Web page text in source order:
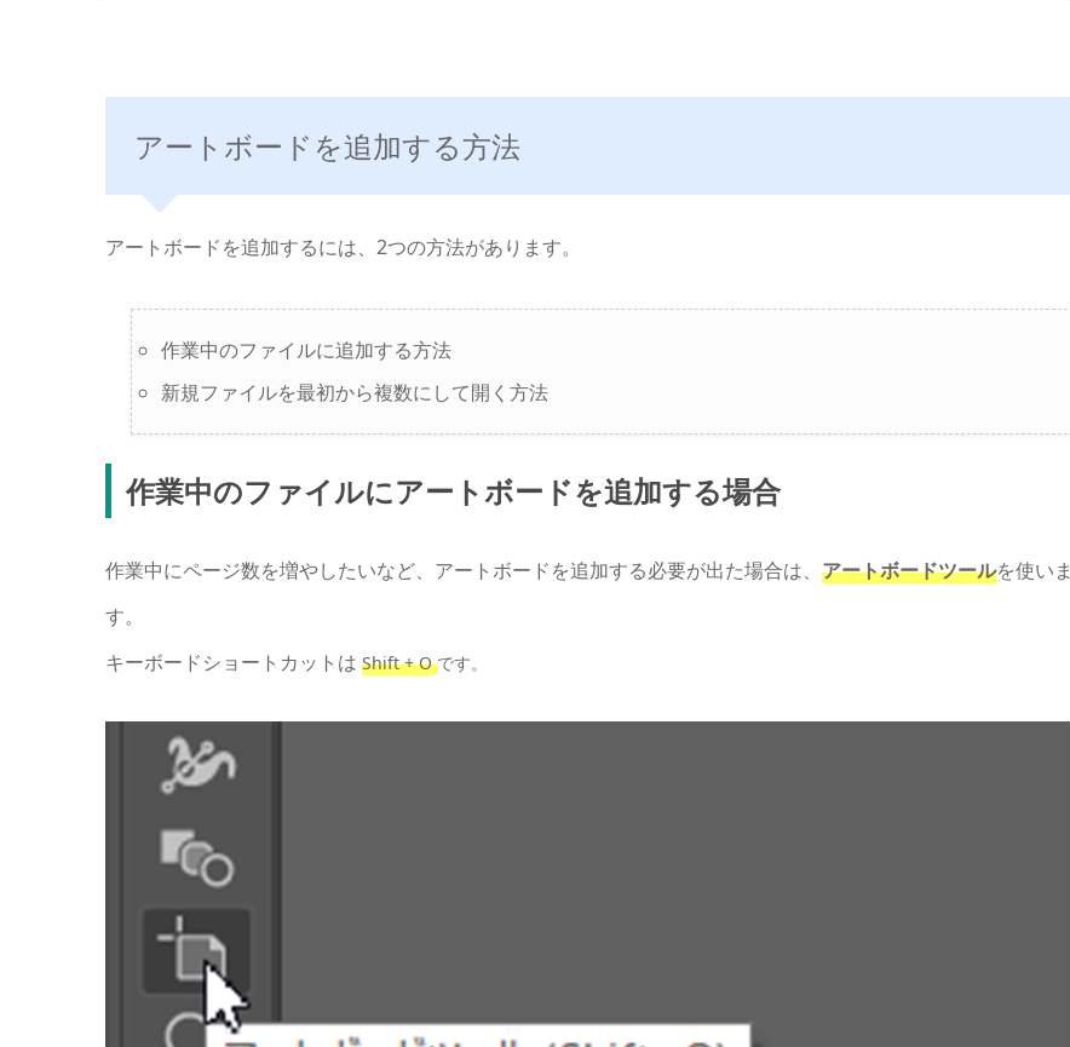
アートボードを追加する方法
アートボードを追加するには、2つの方法があります。
作業中のファイルに追加する方法
新規ファイルを最初から複数にして開く方法
作業中のファイルにアートボードを追加する場合
作業中にページ数を増やしたいなど、アートボードを追加する必要が出た場合は、 アートボードツールを使いま
す。
キーボードショートカットは Shift + O です。